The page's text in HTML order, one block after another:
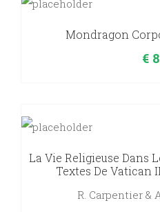
Mondragon
€
La Vie Religieuse Dans
Textes De Vatican
R. Carpentier &